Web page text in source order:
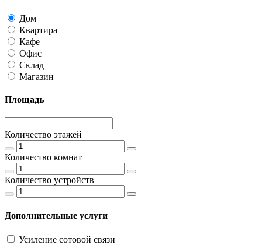
Дом
Квартира
Кафе
Офис
Склад
Магазин
Площадь
Количество этажей
Количество комнат
Количество устройств
Дополнительные услуги
Усиление сотовой связи